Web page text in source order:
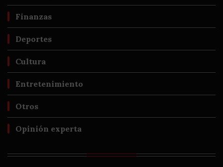
Finanzas
Deportes
Cultura
Entretenimiento
Otros
Opinión experta